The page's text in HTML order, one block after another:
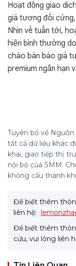
Hoạt động giao
giá tương đối
Nhìn về tuần tới,
hiện bình thường
chào bán báo giá
premium ngắn hạn
Tuyên bố về
tất cả dữ liệu khác
khai, giao tiếp thị
nội bộ của SMM.
không cấu thành
Để biết thêm
liên hệ:
Để biết thêm
cứu, vui lòng liên